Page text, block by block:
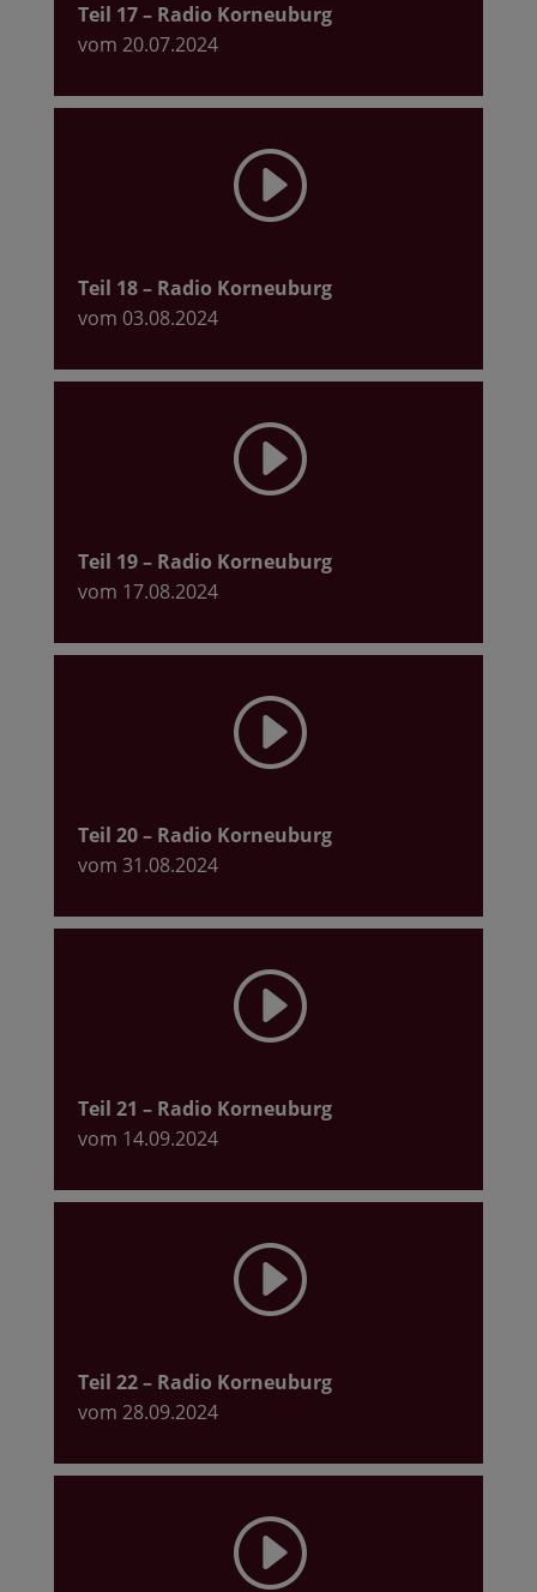
Teil 17– Radio Korneuburg
vom 20.07.2024
I
Teil 18– Radio Korneuburg
vom 03.08.2024
I
Teil 19– Radio Korneuburg
vom 17.08.2024
I
Teil 20– Radio Korneuburg
vom 31.08.2024
I
Teil 21 – Radio Korneuburg
vom 14.09.2024
I
Teil 22– Radio Korneuburg
vom 28.09.2024
I